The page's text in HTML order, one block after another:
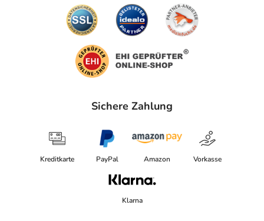
Sichere Zahlung
Kreditkarte PayPal Amazon Vorkasse
Klarna